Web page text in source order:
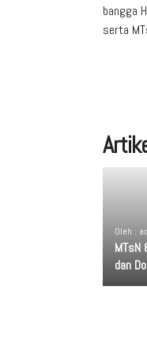
bangga
serta
Oleh :
MTsN
dan